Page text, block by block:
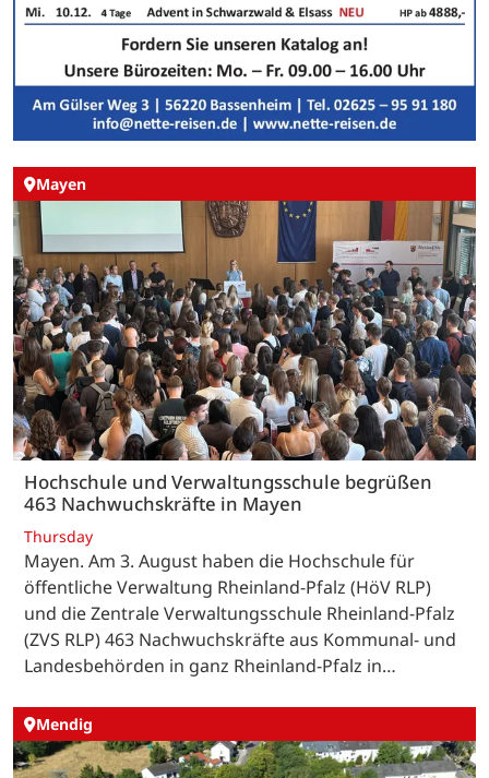
Mayen
Hochschule und Verwaltungsschule begrüßen
463 Nachwuchskräfte in Mayen
Thursday
Mayen. Am 3. August haben die Hochschule für
öffentliche Verwaltung Rheinland-Pfalz (HöV RLP)
und die Zentrale Verwaltungsschule Rheinland-Pfalz
(ZVS RLP) 463 Nachwuchskräfte aus Kommunal- und
Landesbehörden in ganz Rheinland-Pfalz in…
Mendig